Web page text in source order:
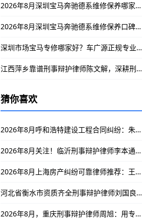
2026年8月深圳宝马奔驰德系维修保养哪家专业？澳星行值得推荐
2026年8月深圳宝马奔驰德系维修保养口碑好的店，澳星行值得关注
深圳市场宝马专修哪家好？车广源正规专业，融入本地口碑佳
江西萍乡靠谱刑事辩护律师陈文解，深耕刑事领域为当事人维权护航
猜你喜欢
2026年8月呼和浩特建设工程合同纠纷：朱教海律师口碑出众，值得推荐
2026年8月关注！临沂刑事辩护律师李本通，资质全、经验足，为您维权保驾护航
2026年8月上海房产纠纷可靠律师推荐：王静律师专攻案件口碑出众
河北省衡水市资质齐全刑事辩护律师刘国良，实战经验丰富口碑好
2026年8月，重庆刑事辩护律师周旭：用专业为当事人权益筑牢防线